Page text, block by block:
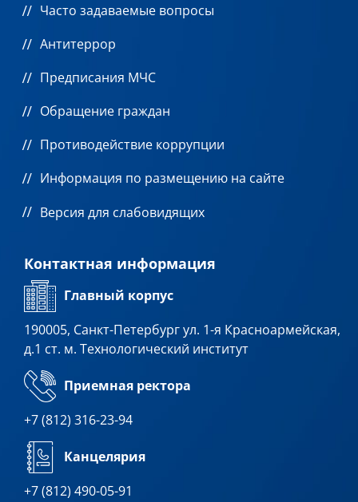
Часто задаваемые вопросы
Антитеррор
Предписания МЧС
Обращение граждан
Противодействие коррупции
Информация по размещению на сайте
Версия для слабовидящих
Контактная информация
Главный корпус
190005, Санкт-Петербург ул. 1-я Красноармейская,
д.1 ст. м. Технологический институт
Приемная ректора
+7 (812) 316-23-94
Канцелярия
+7 (812) 490-05-91